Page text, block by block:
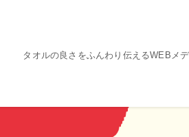
タオルの良さをふんわり伝えるWEBメ